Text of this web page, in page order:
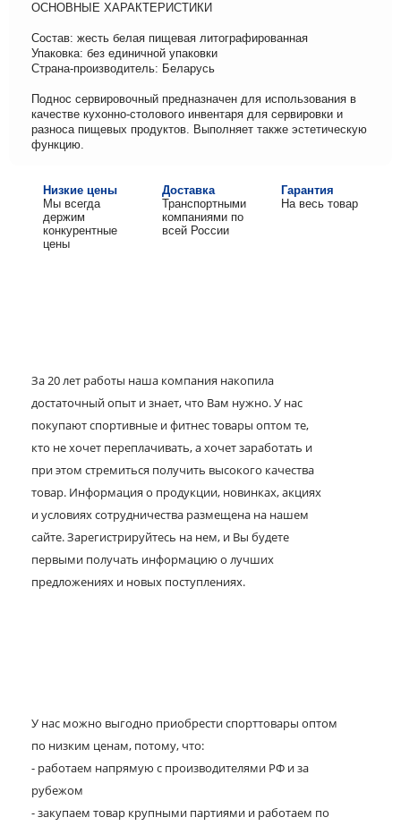
ОСНОВНЫЕ ХАРАКТЕРИСТИКИ
Состав: жесть белая пищевая литографированная
Упаковка: без единичной упаковки
Страна-производитель: Беларусь
Поднос сервировочный предназначен для использования в
качестве кухонно-столового инвентаря для сервировки и
разноса пищевых продуктов. Выполняет также эстетическую
функцию.
Низкие цены
Мы всегда
держим
конкурентные
цены
Доставка
Транспортными
компаниями по
всей России
Гарантия
На весь товар
За 20 лет работы наша компания накопила
достаточный опыт и знает, что Вам нужно. У нас
покупают спортивные и фитнес товары оптом те,
кто не хочет переплачивать, а хочет заработать и
при этом стремиться получить высокого качества
товар. Информация о продукции, новинках, акциях
и условиях сотрудничества размещена на нашем
сайте. Зарегистрируйтесь на нем, и Вы будете
первыми получать информацию о лучших
предложениях и новых поступлениях.
У нас можно выгодно приобрести спорттовары оптом
по низким ценам, потому, что:
- работаем напрямую с производителями РФ и за
рубежом
- закупаем товар крупными партиями и работаем по